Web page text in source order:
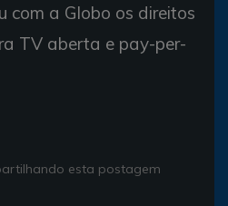
com a Globo os direitos
TV aberta e pay-per-
esta postagem